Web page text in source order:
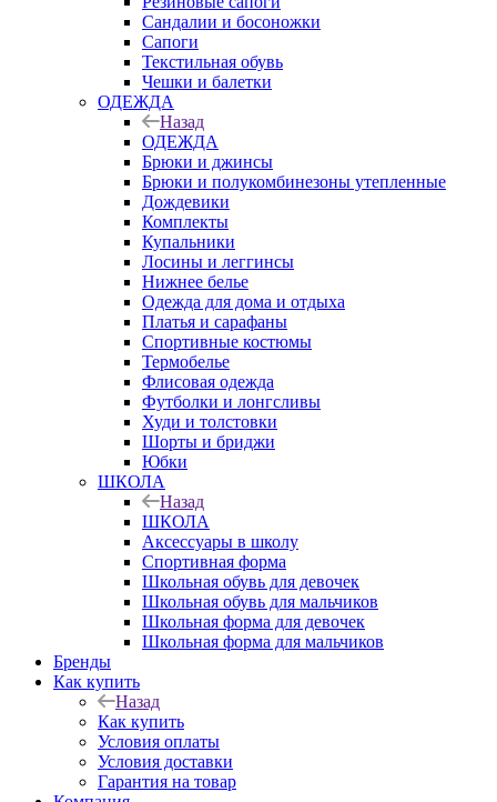
Сандалии и босоножки
Сапоги
Текстильная обувь
Чешки и балетки
ОДЕЖДА
Назад
ОДЕЖДА
Брюки и джинсы
Брюки и полукомбинезоны утепленные
Дождевики
Комплекты
Купальники
Лосины и леггинсы
Нижнее белье
Одежда для дома и отдыха
Платья и сарафаны
Спортивные костюмы
Термобелье
Флисовая одежда
Футболки и лонгсливы
Худи и толстовки
Шорты и бриджи
Юбки
ШКОЛА
Назад
ШКОЛА
Аксессуары в школу
Спортивная форма
Школьная обувь для девочек
Школьная обувь для мальчиков
Школьная форма для девочек
Школьная форма для мальчиков
Бренды
Как купить
Назад
Как купить
Условия оплаты
Условия доставки
Гарантия на товар